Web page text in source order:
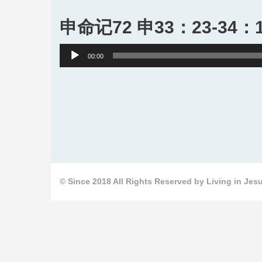
申命记72 申33：23-34：
Audio
Player
00:00
© Since 2018 All Rights Reserved by Living in